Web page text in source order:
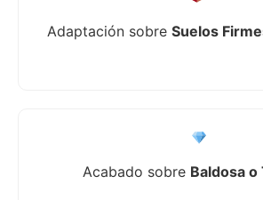
Adaptación sobre Suelos
Acabado sobre Baldosa